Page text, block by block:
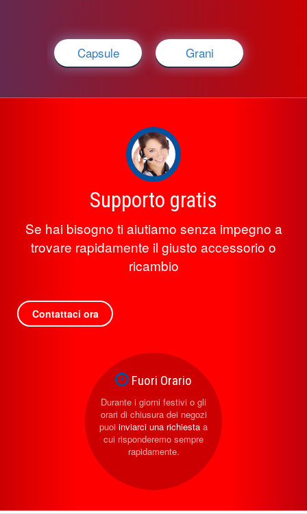
Capsule Grani
Supporto gratis
Se hai bisogno ti aiutiamo senza impegno a
trovare rapidamente il giusto accessorio o
ricambio
Contattaci ora
Fuori Orario
Durante i giorni festivi o gli
orari di chiusura dei negozi
puoi inviarci una richiesta a
cui risponderemo sempre
rapidamente.